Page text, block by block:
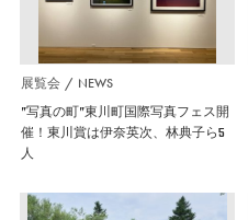
展覧会 NEWS
”写真の町”東川町国際写真フェス開
催！東川賞は伊奈英次、林典子ら5
人